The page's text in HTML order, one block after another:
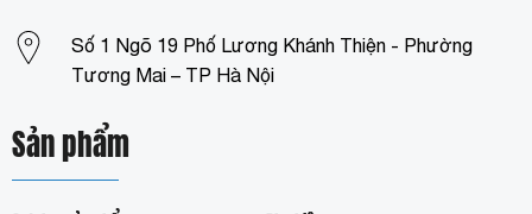
Số 1 Ngõ 19 Phố Lương Khánh Thiện - Phường
Tương Mai – TP Hà Nội
Sản phẩm